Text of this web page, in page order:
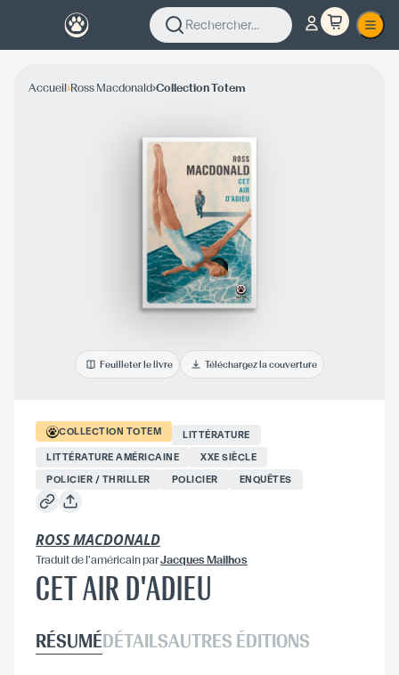
Rechercher...
Accueil›Ross Macdonald›Collection Totem
Feuilleter le livre Téléchargez la couverture
COLLECTION TOTEM
LITTÉRATURE
LITTÉRATURE AMÉRICAINE
XXE SIÈCLE
POLICIER / THRILLER
POLICIER ENQUÊTES
ROSS MACDONALD
Traduitde l'américainparJacques Mailhos
CET AIR D'ADIEU
RÉSUMÉDÉTAILSAUTRES ÉDITIONS